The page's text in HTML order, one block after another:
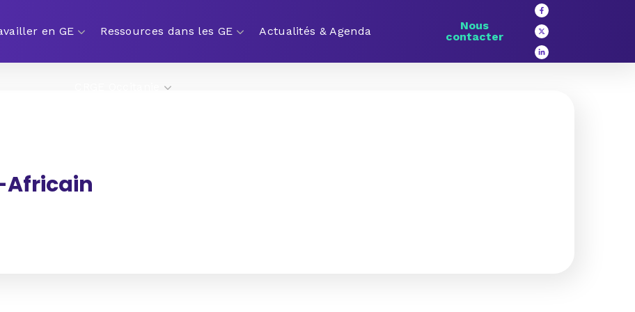
en GE Ressources dans les GE Actualités & Agenda
Nous
contacter
Africain